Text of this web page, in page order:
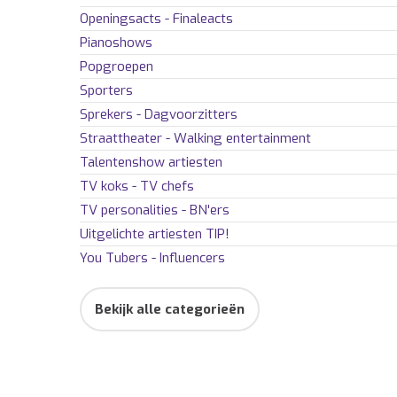
Openingsacts - Finaleacts
Pianoshows
Popgroepen
Sporters
Sprekers - Dagvoorzitters
Straattheater - Walking entertainment
Talentenshow artiesten
TV koks - TV chefs
TV personalities - BN'ers
Uitgelichte artiesten TIP!
You Tubers - Influencers
Bekijk alle categorieën